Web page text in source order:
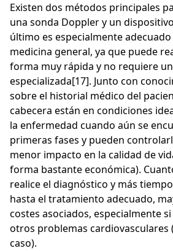
Existen dos métodos principales
una sonda Doppler y un
último es especialmente
medicina general, ya que puede
forma muy rápida y no requiere
especializada[17]. Junto con
sobre el historial médico del
cabecera están en condiciones
la enfermedad cuando aún se
primeras fases y pueden
menor impacto en la calidad de
forma bastante económica).
realice el diagnóstico y más
hasta el tratamiento adecuado,
costes asociados, especialmente
otros problemas cardiovasculares
caso).